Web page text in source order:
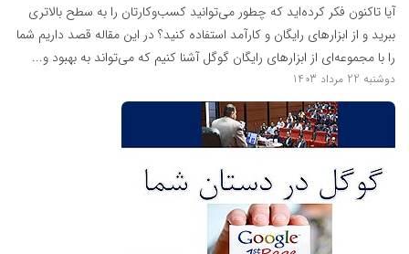
آیا تاکنون فکر کرده‌اید که چطور می‌توانید کسب‌وکارتان را به سطح بالاتری
ببرید و از ابزارهای رایگان و کارآمد استفاده کنید؟ در این مقاله قصد داریم شما
را با مجموعه‌ای از ابزارهای رایگان گوگل آشنا کنیم که می‌تواند به بهبود و...
دوشنبه 22 مرداد 1403